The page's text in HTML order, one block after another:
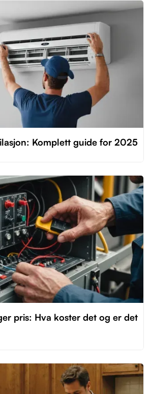
Komplett guide for 2025
pris: Hva koster det og er det